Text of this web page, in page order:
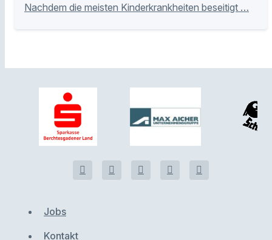
Nachdem die meisten Kinderkrankheiten beseitigt …
Jobs
Kontakt